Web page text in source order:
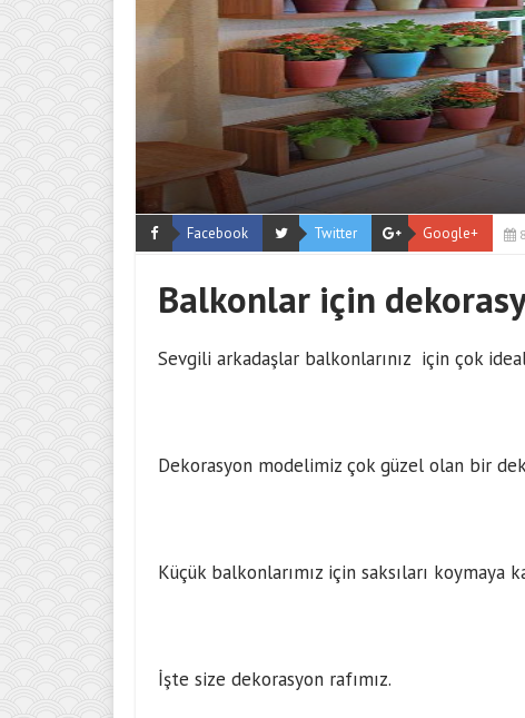
Facebook Twitter Google+
Balkonlar için
Sevgili arkadaşlar balkonlarınız için çok
Dekorasyon modelimiz çok güzel olan bir
Küçük balkonlarımız için saksıları koymaya
İşte size dekorasyon rafımız.